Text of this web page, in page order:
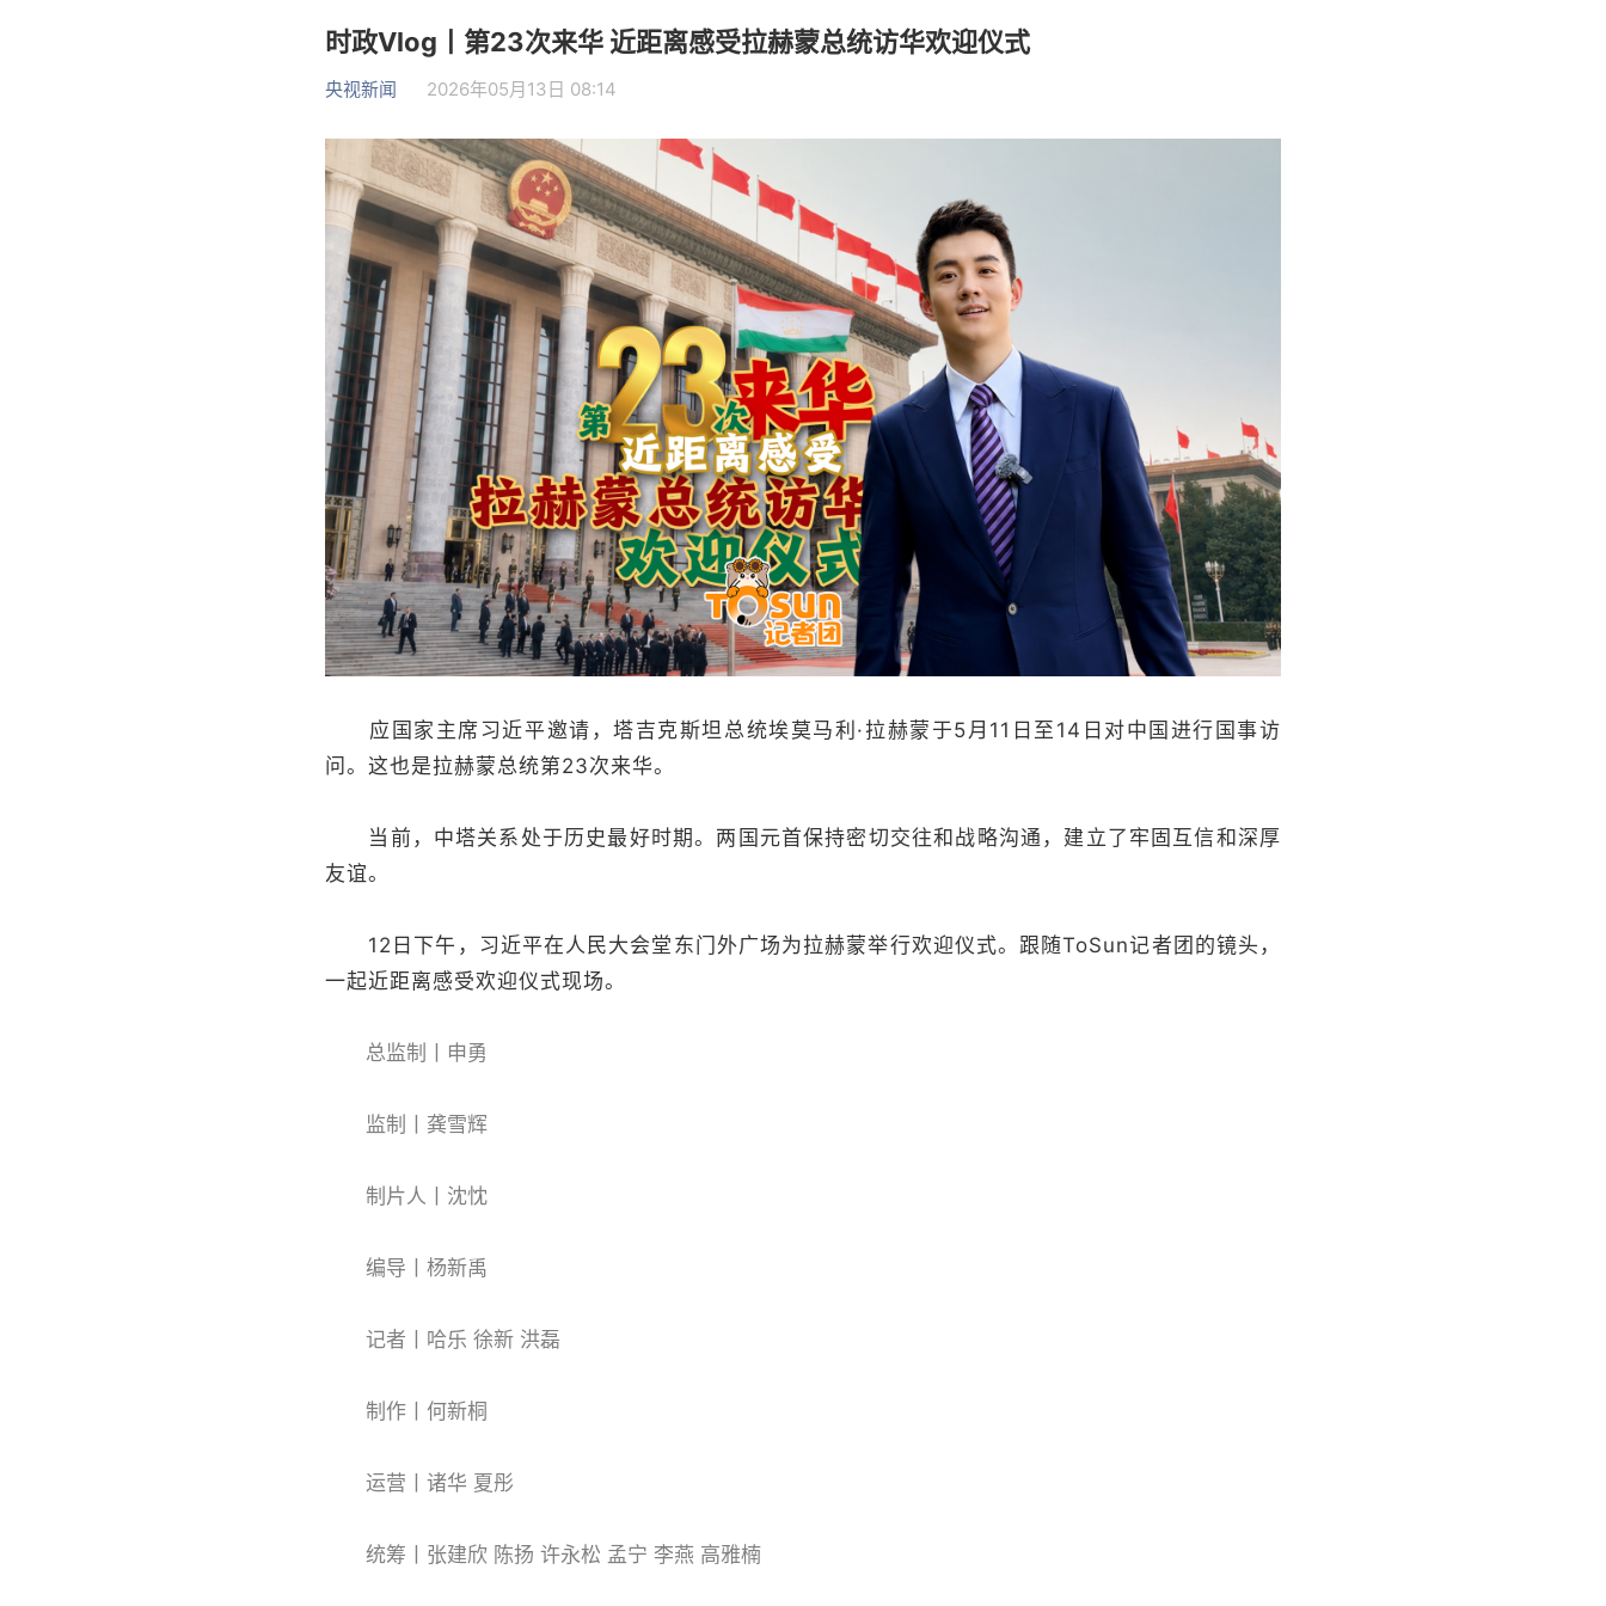
时政Vlog丨第23次来华 近距离感受拉赫蒙总统访华欢迎仪式
央视新闻 2026年05月13日 08:14
应国家主席习近平邀请，塔吉克斯坦总统埃莫马利·拉赫蒙于5月11日至14日对中国进行国事访
问。这也是拉赫蒙总统第23次来华。
当前，中塔关系处于历史最好时期。两国元首保持密切交往和战略沟通，建立了牢固互信和深厚
友谊。
12日下午，习近平在人民大会堂东门外广场为拉赫蒙举行欢迎仪式。跟随ToSun记者团的镜头，
一起近距离感受欢迎仪式现场。
总监制丨申勇
监制丨龚雪辉
制片人丨沈忱
编导丨杨新禹
记者丨哈乐 徐新 洪磊
制作丨何新桐
运营丨诸华 夏彤
统筹丨张建欣 陈扬 许永松 孟宁 李燕 高雅楠